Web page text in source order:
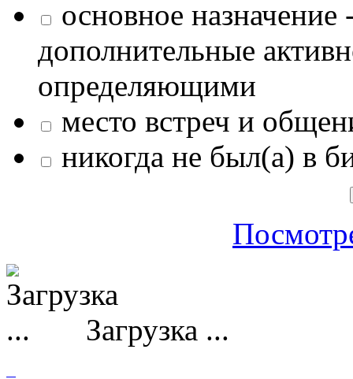
основное назначение
дополнительные
определяющими
место встреч и
никогда не был(а) в
Загрузка ...